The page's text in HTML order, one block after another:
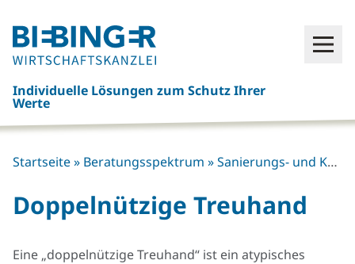
Click
here
go
back
to
Individuelle Lösungen zum Schutz Ihrer
Werte
Startseite» Beratungsspektrum »Sanierungs- und Krisenberatung
Doppelnützige Treuhand
Eine „doppelnützige Treuhand“ ist ein atypisches